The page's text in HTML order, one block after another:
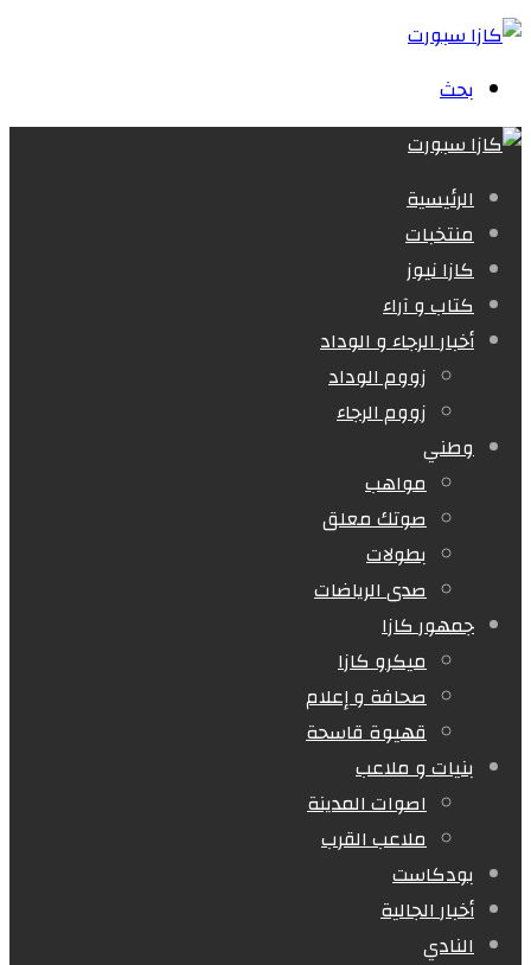
بحث
الرئيسية
منتخبات
كازا نيوز
كتاب و آراء
أخبار الرجاء و الوداد
زووم الوداد
زووم الرجاء
وطني
مواهب
صوتك معلق
بطولات
صدى الرياضات
جمهور كازا
ميكرو كازا
صحافة و إعلام
قهيوة قاسحة
بنيات و ملاعب
اصوات المدينة
ملاعب القرب
بودكاست
أخبار الجالية
النادي